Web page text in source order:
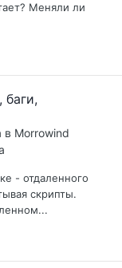
Меняли ли
баги,
в Morrowind
- отдаленного
скрипты.